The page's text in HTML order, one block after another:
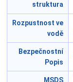
struktura
Rozpustnost ve
vodě
Bezpečnostní
Popis
MSDS